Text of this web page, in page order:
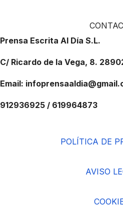
Prensa Escrita Al Día S.L.
C/ Ricardo de la Vega, 8.
Email:
912936925 / 619964873
POLÍTICA DE
AVISO